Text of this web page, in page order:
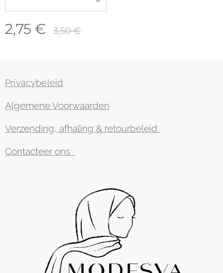
2,75 € 3,50€
Privacybeleid
Algemene Voorwaarden
Verzending, afhaling & retourbeleid
Contacteer ons